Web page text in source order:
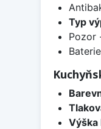
Typ
Pozor
Výška